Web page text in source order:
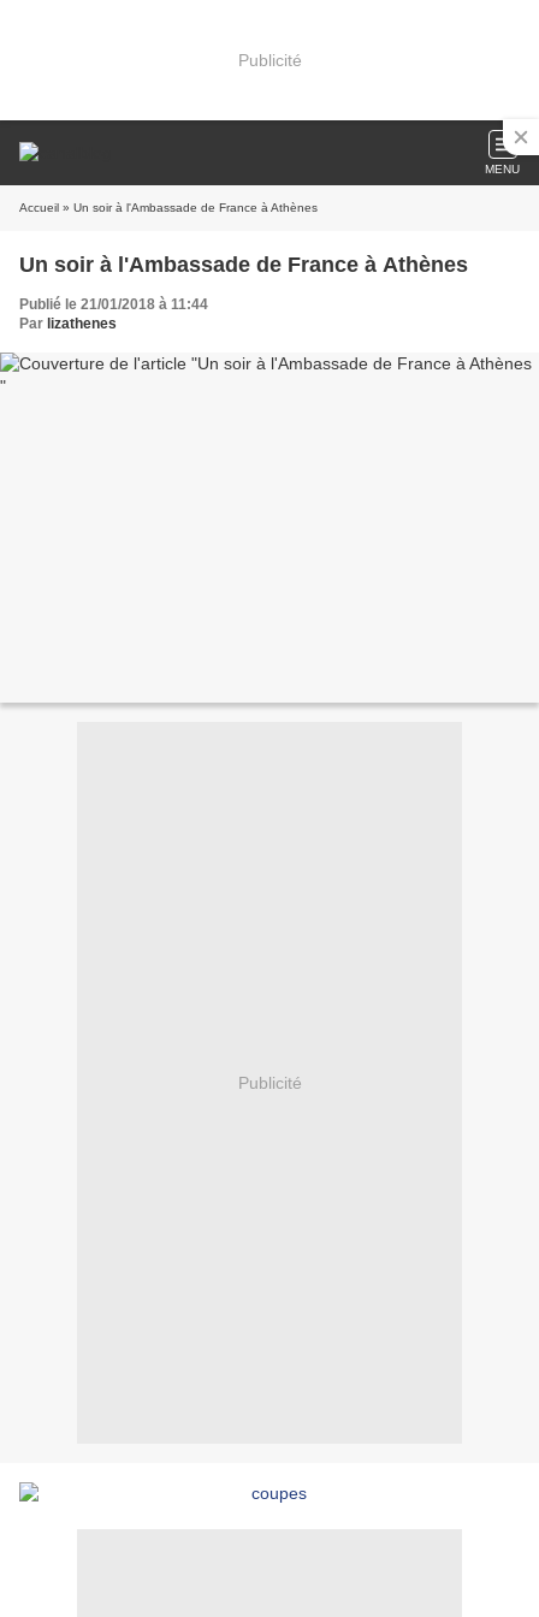
Publicité
MENU
Accueil » Un soir à l'Ambassade de France à Athènes
Un soir à l'Ambassade de France à Athènes
Publié le 21/01/2018 à 11:44
Par lizathenes
Publicité